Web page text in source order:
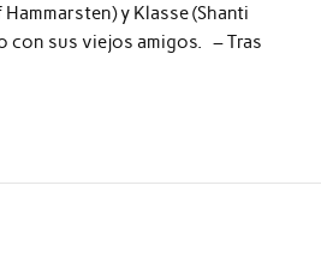
y Klasse (Shanti
con sus viejos amigos. – Tras